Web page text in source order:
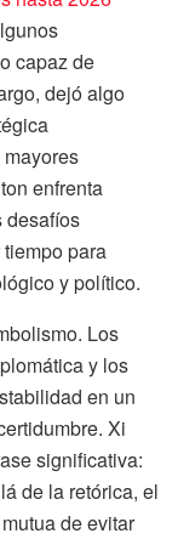
capaz de
dejó algo
enfrenta
desafíos
para
y político.
Los
y los
en un
Xi
significativa:
de la retórica, el
de evitar